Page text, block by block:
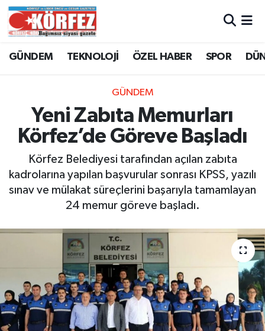
GÜNDEM TEKNOLOJİ ÖZEL HABER SPOR
GÜNDEM
Yeni Zabıta Memurları
Körfez’de Göreve Başladı
Körfez Belediyesi tarafından açılan zabıta
kadrolarına yapılan başvurular sonrası KPSS, yazılı
sınav ve mülakat süreçlerini başarıyla tamamlayan
24 memur göreve başladı.
Trafik Durumu
Süper Lig Puan Durumu ve Fikstür
Tüm Manşetler
Son Dakika Haberleri
Haber Arşivi